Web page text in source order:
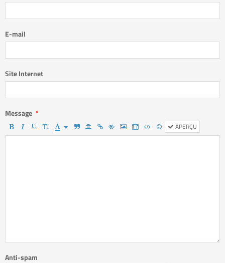
E-mail
Site Internet
Message
APERÇU
Anti-spam